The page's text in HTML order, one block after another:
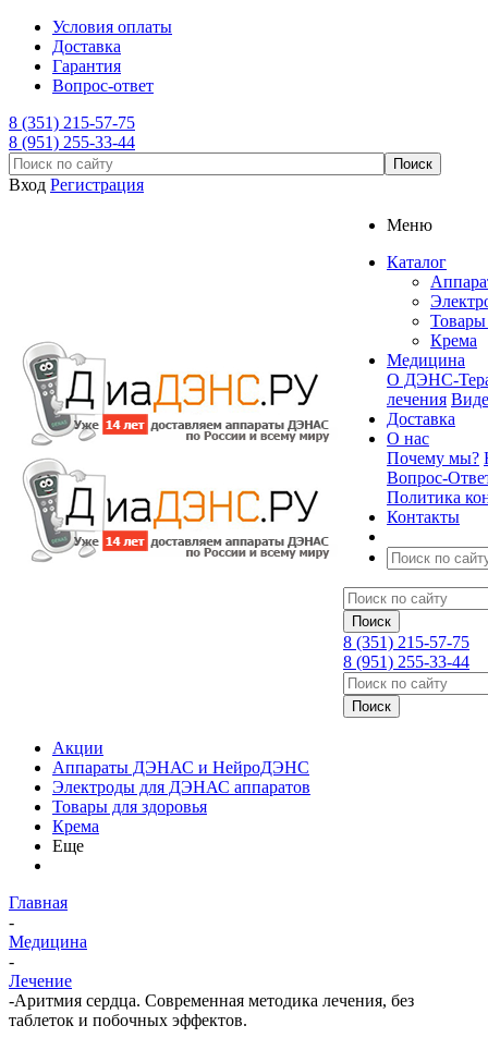
Условия оплаты
Доставка
Гарантия
Вопрос-ответ
8 (351) 215-57-75
8 (951) 255-33-44
Вход Регистрация
Меню
Каталог
Товары
Крема
Медицина
О ДЭНС-
лечения
Доставка
О нас
Почему мы?
Вопрос-
Политика
Контакты
8 (351) 215-57-75
8 (951) 255-33-44
Акции
Аппараты ДЭНАС и НейроДЭНС
Электроды для ДЭНАС аппаратов
Товары для здоровья
Крема
Еще
Главная
-
Медицина
-
Лечение
-Аритмия сердца. Современная методика лечения, без
таблеток и побочных эффектов.